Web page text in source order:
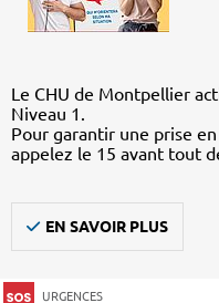
Le CHU de Montpellier
Niveau 1.
Pour garantir une prise
appelez le 15 avant tout
EN SAVOIR PLUS
URGENCES